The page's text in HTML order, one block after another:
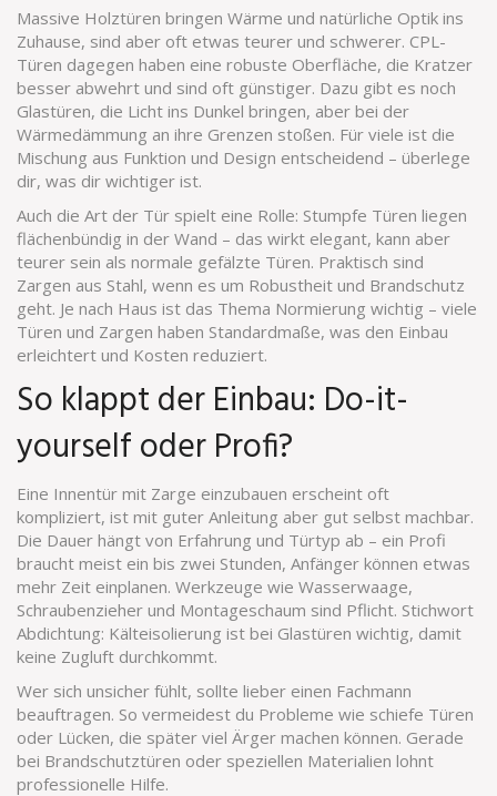
Massive Holztüren bringen Wärme und natürliche Optik ins
Zuhause, sind aber oft etwas teurer und schwerer. CPL-
Türen dagegen haben eine robuste Oberfläche, die Kratzer
besser abwehrt und sind oft günstiger. Dazu gibt es noch
Glastüren, die Licht ins Dunkel bringen, aber bei der
Wärmedämmung an ihre Grenzen stoßen. Für viele ist die
Mischung aus Funktion und Design entscheidend – überlege
dir, was dir wichtiger ist.
Auch die Art der Tür spielt eine Rolle: Stumpfe Türen liegen
flächenbündig in der Wand – das wirkt elegant, kann aber
teurer sein als normale gefälzte Türen. Praktisch sind
Zargen aus Stahl, wenn es um Robustheit und Brandschutz
geht. Je nach Haus ist das Thema Normierung wichtig – viele
Türen und Zargen haben Standardmaße, was den Einbau
erleichtert und Kosten reduziert.
So klappt der Einbau: Do-it-
yourself oder Profi?
Eine Innentür mit Zarge einzubauen erscheint oft
kompliziert, ist mit guter Anleitung aber gut selbst machbar.
Die Dauer hängt von Erfahrung und Türtyp ab – ein Profi
braucht meist ein bis zwei Stunden, Anfänger können etwas
mehr Zeit einplanen. Werkzeuge wie Wasserwaage,
Schraubenzieher und Montageschaum sind Pflicht. Stichwort
Abdichtung: Kälteisolierung ist bei Glastüren wichtig, damit
keine Zugluft durchkommt.
Wer sich unsicher fühlt, sollte lieber einen Fachmann
beauftragen. So vermeidest du Probleme wie schiefe Türen
oder Lücken, die später viel Ärger machen können. Gerade
bei Brandschutztüren oder speziellen Materialien lohnt
professionelle Hilfe.